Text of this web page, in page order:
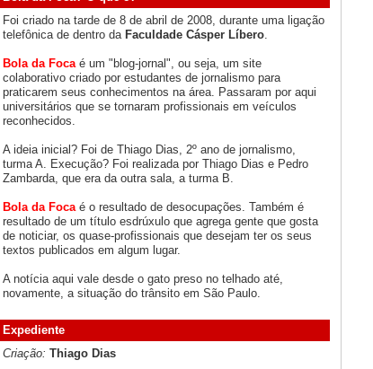
Foi criado na tarde de 8 de abril de 2008, durante uma ligação
telefônica de dentro da Faculdade Cásper Líbero.
Bola da Foca é um "blog-jornal", ou seja, um site
colaborativo criado por estudantes de jornalismo para
praticarem seus conhecimentos na área. Passaram por aqui
universitários que se tornaram profissionais em veículos
reconhecidos.
A ideia inicial? Foi de Thiago Dias, 2º ano de jornalismo,
turma A. Execução? Foi realizada por Thiago Dias e Pedro
Zambarda, que era da outra sala, a turma B.
Bola da Focaé o resultado de desocupações. Também é
resultado de um título esdrúxulo que agrega gente que gosta
de noticiar, os quase-profissionais que desejam ter os seus
textos publicados em algum lugar.
A notícia aqui vale desde o gato preso no telhado até,
novamente, a situação do trânsito em São Paulo.
Expediente
Criação: Thiago Dias